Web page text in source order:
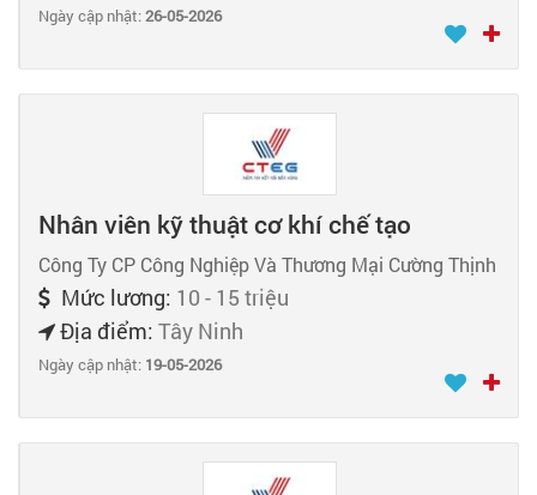
Ngày cập nhật:26-05-2026
Nhân viên kỹ thuật cơ khí chế tạo
Công Ty CP Công Nghiệp Và Thương Mại Cường Thịnh
Mức lương: 10 - 15 triệu
Địa điểm: Tây Ninh
Ngày cập nhật: 19-05-2026